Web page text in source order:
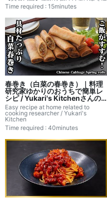
んのレシピ書き起こし
Time required : 15minutes
春巻き（白菜の春巻き）｜料理
研究家ゆかりのおうちで簡単レ
シピ / Yukari's Kitchenさんの
レシピ書き起こし
Easy recipe at home related to
cooking researcher / Yukari's
Kitchen
Time required : 40minutes